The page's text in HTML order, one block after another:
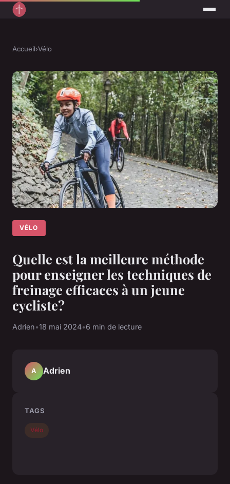
Accueil›Vélo
VÉLO
Quelle est la meilleure méthode
pour enseigner les techniques de
freinage efficaces à un jeune
cycliste?
Adrien•18 mai 2024•6 min de lecture
A Adrien
TAGS
Vélo